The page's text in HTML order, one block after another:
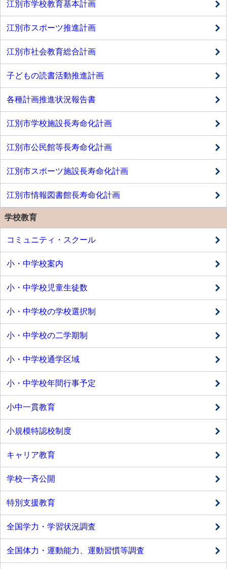
江別市学校教育基本計画
江別市スポーツ推進計画
江別市社会教育総合計画
子どもの読書活動推進計画
各種計画推進状況報告書
江別市学校施設長寿命化計画
江別市公民館等長寿命化計画
江別市スポーツ施設長寿命化計画
江別市情報図書館長寿命化計画
学校教育
コミュニティ・スクール
小・中学校案内
小・中学校児童生徒数
小・中学校の学校選択制
小・中学校の二学期制
小・中学校通学区域
小・中学校年間行事予定
小中一貫教育
小規模特認校制度
キャリア教育
学校一斉公開
特別支援教育
全国学力・学習状況調査
全国体力・運動能力、運動習慣等調査